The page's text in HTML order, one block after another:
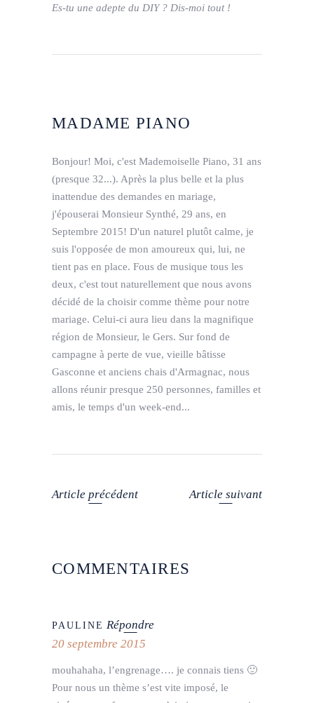
Es-tu une adepte du DIY ? Dis-moi tout !
MADAME PIANO
Bonjour! Moi, c'est Mademoiselle Piano, 31 ans
(presque 32...). Après la plus belle et la plus
inattendue des demandes en mariage,
j'épouserai Monsieur Synthé, 29 ans, en
Septembre 2015! D'un naturel plutôt calme, je
suis l'opposée de mon amoureux qui, lui, ne
tient pas en place. Fous de musique tous les
deux, c'est tout naturellement que nous avons
décidé de la choisir comme thème pour notre
mariage. Celui-ci aura lieu dans la magnifique
région de Monsieur, le Gers. Sur fond de
campagne à perte de vue, vieille bâtisse
Gasconne et anciens chais d'Armagnac, nous
allons réunir presque 250 personnes, familles et
amis, le temps d'un week-end...
Article précédent Article suivant
COMMENTAIRES
PAULINE Répondre
20 septembre 2015
mouhahaha, l’engrenage…. je connais tiens 🙂
Pour nous un thème s’est vite imposé, le